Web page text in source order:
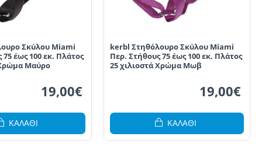
Σκύλου Miami
έως 100 εκ. Πλάτος
Μαύρο
19,00€
ΚΑΛΆΘΙ
kerbl Στηθόλουρο Σκύλου Miami
Περ. Στήθους 75 έως 100 εκ. Πλάτος
25 χιλιοστά Χρώμα Μωβ
19,00€
ΚΑΛΆΘΙ